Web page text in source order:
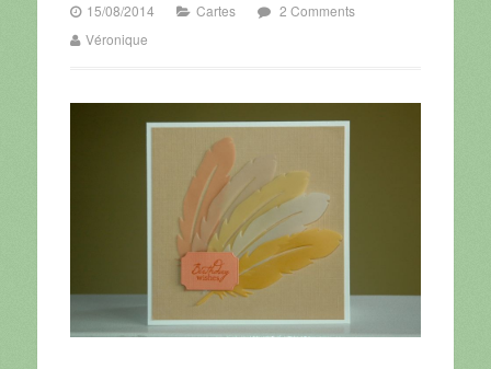
15/08/2014 Cartes
2 Comments
Véronique